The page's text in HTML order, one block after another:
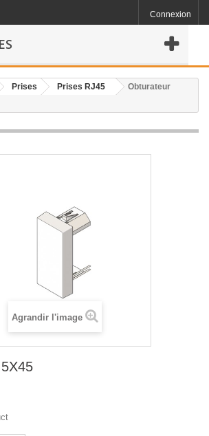
Connexion
Prises Prises RJ45
Obturateur
Agrandir l'image